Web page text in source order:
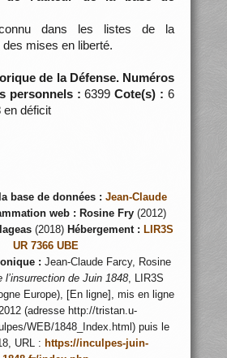
dans les listes de la
mises en liberté.
de la Défense. Numéros
personnels :6399Cote(s) : 6
en déficit
base de données : Jean-Claude
web : Rosine Fry (2012)
(2018) Hébergement : LIR3S
UR 7366 UBE
: Jean-Claude Farcy, Rosine
l’insurrection de Juin 1848, LIR3S
Europe), [En ligne], mis en ligne
(adresse http://tristan.u-
WEB/1848_Index.html) puis le
URL : https://inculpes-juin-